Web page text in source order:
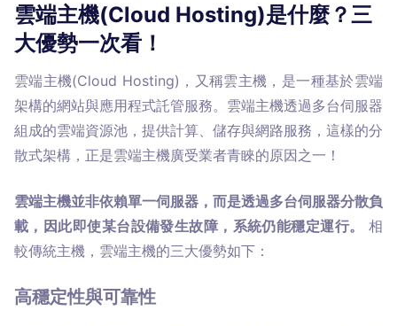
雲端主機(Cloud Hosting)是什麼？三
大優勢一次看！
雲端主機(Cloud Hosting)，又稱雲主機，是一種基於雲端
架構的網站與應用程式託管服務。雲端主機透過多台伺服器
組成的雲端資源池，提供計算、儲存與網路服務，這樣的分
散式架構，正是雲端主機廣受業者青睞的原因之一！
雲端主機並非依賴單一伺服器，而是透過多台伺服器分散負
載，因此即使某台設備發生故障，系統仍能穩定運行。
相
較傳統主機，雲端主機的三大優勢如下：
高穩定性與可靠性